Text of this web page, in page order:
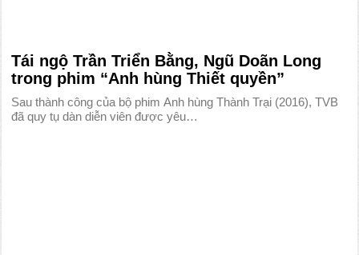
Tái ngộ Trần Triển Bằng, Ngũ Doãn Long
trong phim “Anh hùng Thiết quyền”
Sau thành công của bộ phim Anh hùng Thành Trại (2016), TVB
đã quy tụ dàn diễn viên được yêu…